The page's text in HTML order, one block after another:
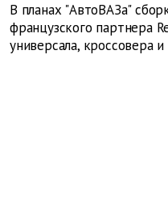
В планах "АвтоВАЗа"
французского партнера
универсала, кроссовера и